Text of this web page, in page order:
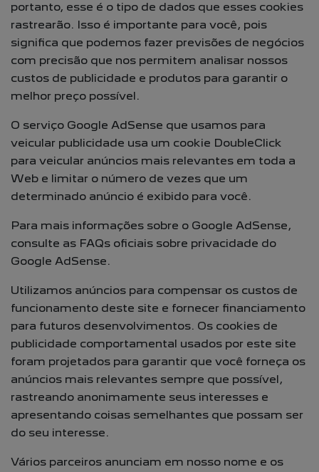
portanto, esse é o tipo de dados que esses cookies
rastrearão. Isso é importante para você, pois
significa que podemos fazer previsões de negócios
com precisão que nos permitem analisar nossos
custos de publicidade e produtos para garantir o
melhor preço possível.
O serviço Google AdSense que usamos para
veicular publicidade usa um cookie DoubleClick
para veicular anúncios mais relevantes em toda a
Web e limitar o número de vezes que um
determinado anúncio é exibido para você.
Para mais informações sobre o Google AdSense,
consulte as FAQs oficiais sobre privacidade do
Google AdSense.
Utilizamos anúncios para compensar os custos de
funcionamento deste site e fornecer financiamento
para futuros desenvolvimentos. Os cookies de
publicidade comportamental usados por este site
foram projetados para garantir que você forneça os
anúncios mais relevantes sempre que possível,
rastreando anonimamente seus interesses e
apresentando coisas semelhantes que possam ser
do seu interesse.
Vários parceiros anunciam em nosso nome e os